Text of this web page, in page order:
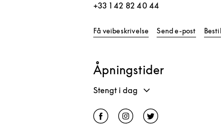
+33 1 42 82 40 44
Få veibeskrivelse Link Opens in New Tab
Send e-post
Åpningstider
Stengt i dag
Click to open Facebook
Link Opens in New Tab
Click to open Instagram
Link Opens in New Tab
Click to open Twitter
Link Opens in